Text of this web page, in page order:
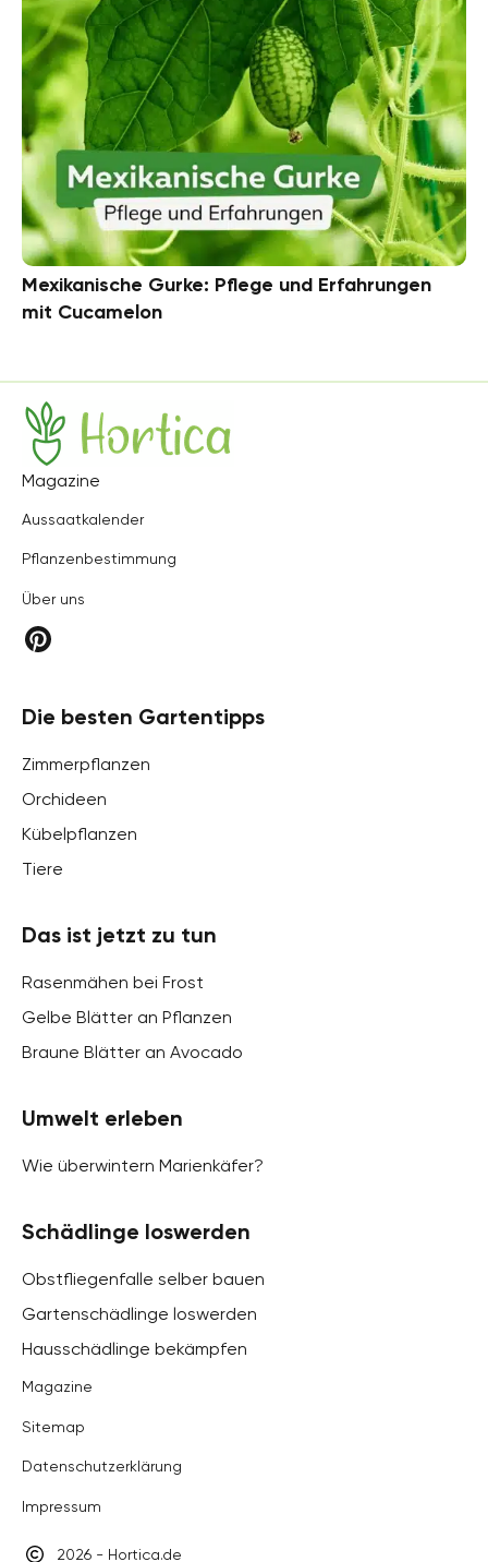
Mexikanische Gurke: Pflege und Erfahrungen
mit Cucamelon
Hortica
Magazine
Aussaatkalender
Pflanzenbestimmung
Über uns
Die besten Gartentipps
Zimmerpflanzen
Orchideen
Kübelpflanzen
Tiere
Das ist jetzt zu tun
Rasenmähen bei Frost
Gelbe Blätter an Pflanzen
Braune Blätter an Avocado
Umwelt erleben
Wie überwintern Marienkäfer?
Schädlinge loswerden
Obstfliegenfalle selber bauen
Gartenschädlinge loswerden
Hausschädlinge bekämpfen
Magazine
Sitemap
Datenschutzerklärung
Impressum
2026 - Hortica.de